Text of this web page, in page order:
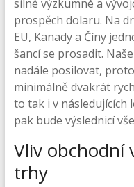
silné výzkumné a
prospěch dolaru. Na
EU, Kanady a Číny
šancí se prosadit.
nadále posilovat,
minimálně dvakrát
to tak i v následujících
pak bude výslednicí
Vliv obchodní
trhy